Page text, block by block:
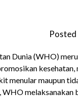
Posted
Dunia (WHO)
menular maupun
melaksanakan